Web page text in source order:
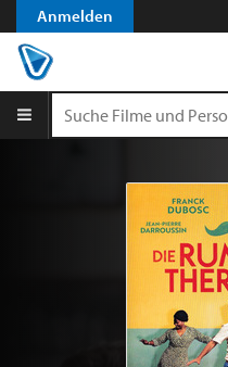
Anmelden